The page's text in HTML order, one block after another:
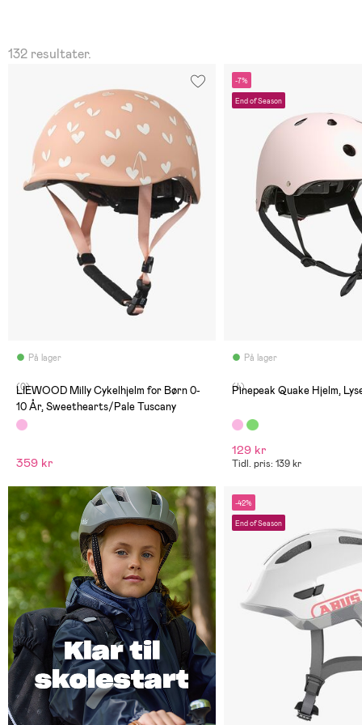
132 resultater.
På lager
(0)
LIEWOOD Milly Cykelhjelm for Børn 0-
10 År, Sweethearts/Pale Tuscany
359 kr
-7%
End of Season
På lager
(4)
Pinepeak Quake Hjelm,
129 kr
Tidl. pris: 139 kr
-42%
End of Season